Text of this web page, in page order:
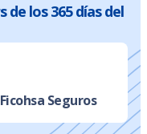
de los 365 días del
Seguros